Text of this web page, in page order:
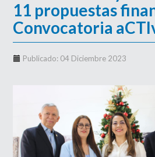
11 propuestas
Convocatoria
Publicado: 04 Diciembre 2023